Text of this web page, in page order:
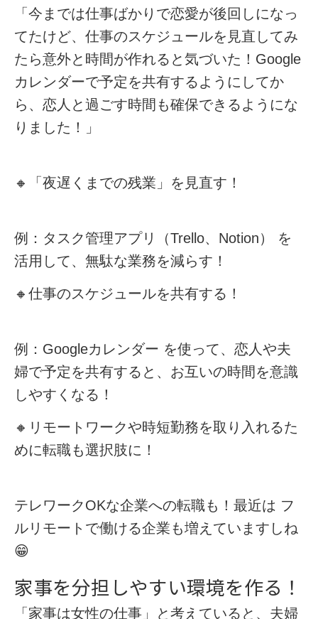
「今までは仕事ばかりで恋愛が後回しになっ
てたけど、仕事のスケジュールを見直してみ
たら意外と時間が作れると気づいた！Google
カレンダーで予定を共有するようにしてか
ら、恋人と過ごす時間も確保できるようにな
りました！」
🔸 「夜遅くまでの残業」を見直す！
例： タスク管理アプリ（Trello、Notion）
を
活用して、無駄な業務を減らす！
🔸 仕事のスケジュールを共有する！
例： Googleカレンダー を使って、恋人や夫
婦で予定を共有すると、お互いの時間を意識
しやすくなる！
🔸 リモートワークや時短勤務を取り入れるた
めに転職も選択肢に！
テレワークOKな企業への転職も！最近は フ
ルリモートで働ける企業も増えていますしね
😁
家事を分担しやすい環境を作る！
「家事は女性の仕事」と考えていると、夫婦